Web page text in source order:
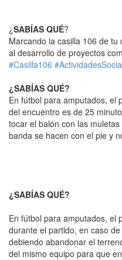
¿SABÍAS QUÉ?
Marcando la casilla 106 de
al desarrollo de proyectos
#Casilla106
¿SABÍAS QUÉ?
En fútbol para amputados, el
del encuentro es de 25
tocar el balón con las
banda se hacen con el pie y
¿SABÍAS QUÉ?
En fútbol para amputados, el
durante el partido, en caso
debiendo abandonar el
del mismo equipo para que